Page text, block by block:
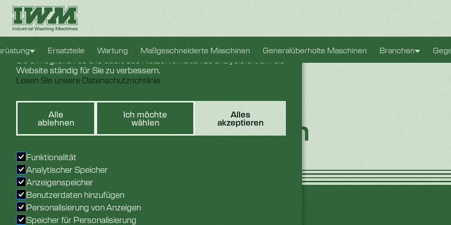
Ersatzteile Wartung Maßgeschneiderte Maschinen Generalüberholte Maschinen Branchen
Cookie-Einstellungen
Wir verwenden Cookies, um Ihnen das bestmögliche Erlebnis zu bieten.
Website ständig für Sie zu verbessern.
Lesen Sie unsere Datenschutzrichtlinie
Alle
ablehnen
Ich möchte
wählen
Alles
akzeptieren
Funktionalität
Analytischer Speicher
Anzeigenspeicher
Benutzerdaten hinzufügen
Personalisierung von Anzeigen
Speicher für Personalisierung
Sicherheitshandbuch